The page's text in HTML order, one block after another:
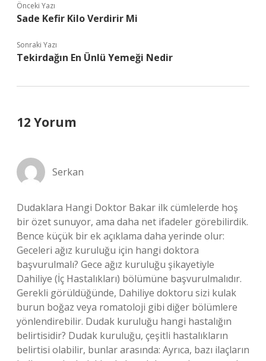
Önceki Yazı
Sade Kefir Kilo Verdirir Mi
Sonraki Yazı
Tekirdağın En Ünlü Yemeği Nedir
12 Yorum
Serkan
Dudaklara Hangi Doktor Bakar ilk cümlelerde hoş
bir özet sunuyor, ama daha net ifadeler görebilirdik.
Bence küçük bir ek açıklama daha yerinde olur:
Geceleri ağız kuruluğu için hangi doktora
başvurulmalı? Gece ağız kuruluğu şikayetiyle
Dahiliye (İç Hastalıkları) bölümüne başvurulmalıdır.
Gerekli görüldüğünde, Dahiliye doktoru sizi kulak
burun boğaz veya romatoloji gibi diğer bölümlere
yönlendirebilir. Dudak kuruluğu hangi hastalığın
belirtisidir? Dudak kuruluğu, çeşitli hastalıkların
belirtisi olabilir, bunlar arasında: Ayrıca, bazı ilaçların